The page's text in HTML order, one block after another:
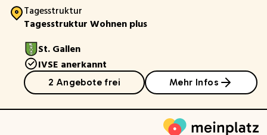
Tagesstruktur
Tagesstruktur Wohnen plus
St. Gallen
IVSE anerkannt
2 Angebote frei Mehr Infos